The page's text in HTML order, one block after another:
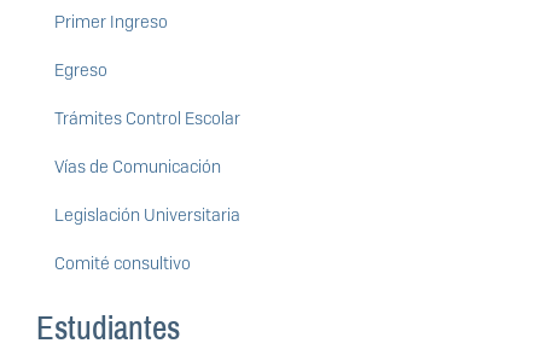
Primer Ingreso
Egreso
Trámites Control Escolar
Vías de Comunicación
Legislación Universitaria
Comité consultivo
Estudiantes